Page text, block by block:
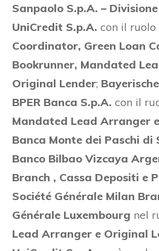
Sanpaolo S.p.A. – Divisione
UniCredit S.p.A. con il ruolo
Coordinator, Green Loan
Bookrunner, Mandated
Original Lender;
BPER Banca S.p.A. con il
Mandated Lead Arranger
Banca Monte dei Paschi di
Banco Bilbao Vizcaya
Branch , Cassa Depositi e
Société Générale Milan
Générale Luxembourg nel
Lead Arranger e Original